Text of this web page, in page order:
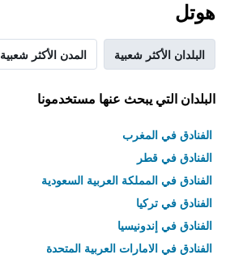
هوتل
البلدان الأكثر شعبية المدن الأكثر شعبية
البلدان التي يبحث عنها مستخدمونا
الفنادق في المغرب
الفنادق في قطر
الفنادق في المملكة العربية السعودية
الفنادق في تركيا
الفنادق في إندونيسيا
الفنادق في الامارات العربية المتحدة